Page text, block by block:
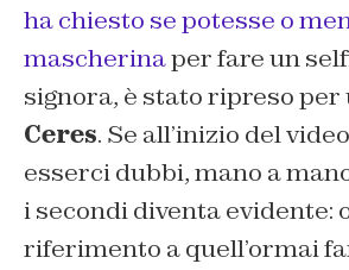
ha chiesto se potesse o
mascherinaper fare un
signora, è stato ripreso per
Ceres. Se all’inizio del
esserci dubbi, mano a
i secondi diventa evidente:
riferimento a quell’ormai